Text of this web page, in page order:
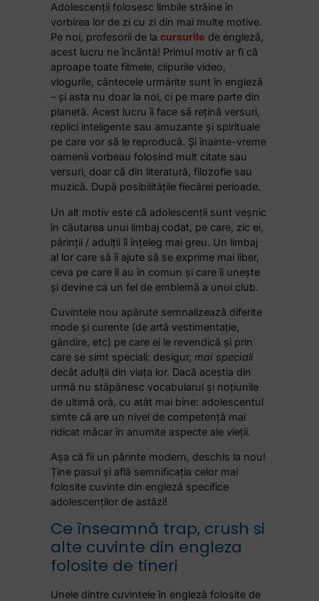
Adolescenții folosesc limbile străine în
vorbirea lor de zi cu zi din mai multe motive.
Pe noi, profesorii de lacursurile de engleză,
acest lucru ne încântă! Primul motiv ar fi că
aproape toate filmele, clipurile video,
vlogurile, cântecele urmărite sunt în engleză
– și asta nu doar la noi, ci pe mare parte din
planetă. Acest lucru îi face să rețină versuri,
replici inteligente sau amuzante și spirituale
pe care vor să le reproducă. Și înainte-vreme
oamenii vorbeau folosind mult citate sau
versuri, doar că din literatură, filozofie sau
muzică. După posibilitățile fiecărei perioade.
Un alt motiv este că adolescenții sunt veșnic
în căutarea unui limbaj codat, pe care, zic ei,
părinții / adulții îl înțeleg mai greu. Un limbaj
al lor care să îi ajute să se exprime mai liber,
ceva pe care îl au în comun și care îi unește
și devine ca un fel de emblemă a unui club.
Cuvintele nou apărute semnalizează diferite
mode și curente (de artă vestimentație,
gândire, etc) pe care ei le revendică și prin
care se simt speciali: desigur, mai speciali
decât adulții din viața lor. Dacă aceștia din
urmă nu stăpânesc vocabularul și noțiunile
de ultimă oră, cu atât mai bine: adolescentul
simte că are un nivel de competență mai
ridicat măcar în anumite aspecte ale vieții.
Așa că fii un părinte modern, deschis la nou!
Ține pasul și află semnificația celor mai
folosite cuvinte din engleză specifice
adolescenților de astăzi!
Ce înseamnă trap, crush si
alte cuvinte din engleza
folosite de tineri
Unele dintre cuvintele în engleză folosite de